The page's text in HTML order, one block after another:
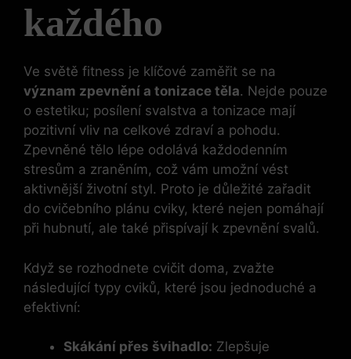
každého
Ve světě fitness je klíčové zaměřit se na
význam zpevnění a tonizace těla. Nejde pouze
o estetiku; posílení svalstva a tonizace mají
pozitivní vliv na celkové zdraví a pohodu.
Zpevněné tělo lépe odolává každodenním
stresům a zraněním, což vám umožní vést
aktivnější životní styl. Proto je důležité zařadit
do cvičebního plánu cviky, které nejen pomáhají
při hubnutí, ale také přispívají k zpevnění svalů.
Když se rozhodnete cvičit doma, zvažte
následující typy cviků, které jsou jednoduché a
efektivní:
Skákání přes švihadlo: Zlepšuje